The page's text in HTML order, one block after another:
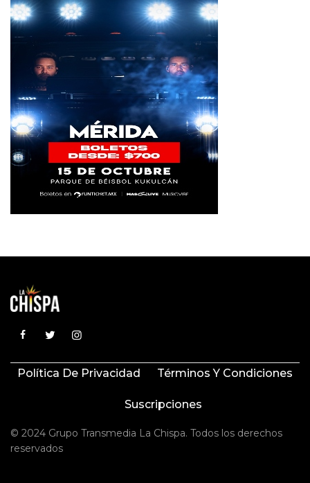
Política De Privacidad Términos Y Condiciones
Suscripciones
© 2024 Grupo Transmedia La Chispa. Todos los derechos
reservados